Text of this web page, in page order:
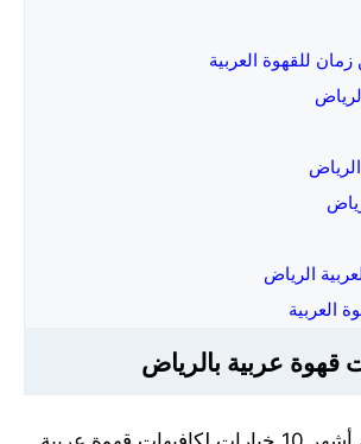
للقهوة العربية
الرياض
العربية
قهوة عربية بالرياض